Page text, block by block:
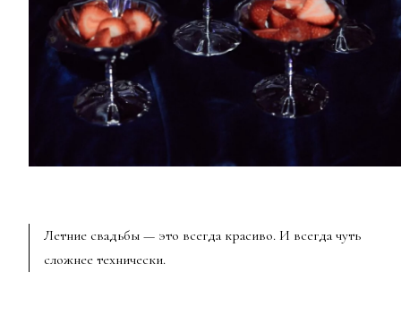
Летние свадьбы — это всегда красиво. И всегда чуть
сложнее технически.